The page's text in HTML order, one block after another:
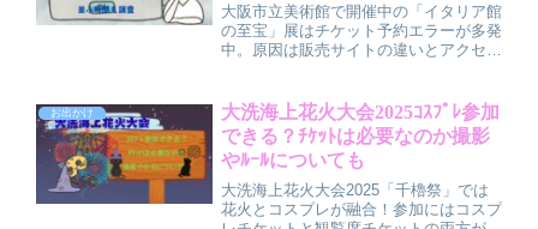
大阪市立美術館で開催中の「イタリア館
の至宝」展はチケット予約エラーが多発
中。原因は販売サイトの違いとアクセス
混雑・待ち時間の目安、並ぶ時間のコ
ツ、そして見どころ作品までわかりやす
く解説します。
お出かけ
大洗海上花火大会2025ｺｽﾌﾟﾚ参加
できる？ﾁｹｯﾄは必要なのか撮影
やﾙｰﾙについても
大洗海上花火大会2025「千櫓祭」では
花火とコスプレが融合！参加にはコスプ